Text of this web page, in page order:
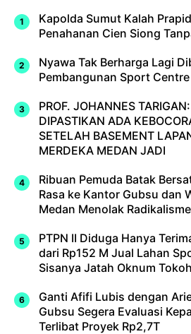
Kapolda Sumut Kalah
Penahanan Cien Siong
Nyawa Tak Berharga Lagi
Pembangunan Sport Centre
PROF. JOHANNES TARIGAN:
DIPASTIKAN ADA
SETELAH BASEMENT
MERDEKA MEDAN JADI
Ribuan Pemuda Batak
Rasa ke Kantor Gubsu dan
Medan Menolak
PTPN II Diduga Hanya
dari Rp152 M Jual Lahan
Sisanya Jatah Oknum
Ganti Afifi Lubis dengan
Gubsu Segera Evaluasi
Terlibat Proyek Rp2,7T